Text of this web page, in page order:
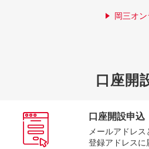
岡三オ
口座開
口座開設申込
メールアドレス
登録アドレスに